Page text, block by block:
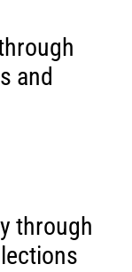
and
through